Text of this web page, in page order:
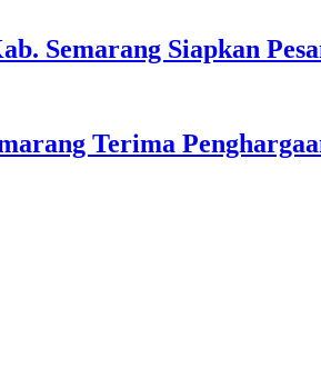
Semarang Siapkan
Terima